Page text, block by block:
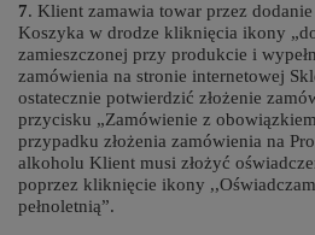
7. Klient zamawia towar przez
Koszyka w drodze kliknięcia ikony
zamieszczonej przy produkcie i
zamówienia na stronie internetowej
ostatecznie potwierdzić złożenie
przycisku „Zamówienie z
przypadku złożenia zamówienia na
alkoholu Klient musi złożyć
poprzez kliknięcie ikony
pełnoletnią”.